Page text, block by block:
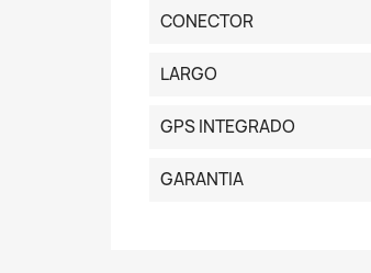
CONECTOR
LARGO
GPS INTEGRADO
GARANTIA